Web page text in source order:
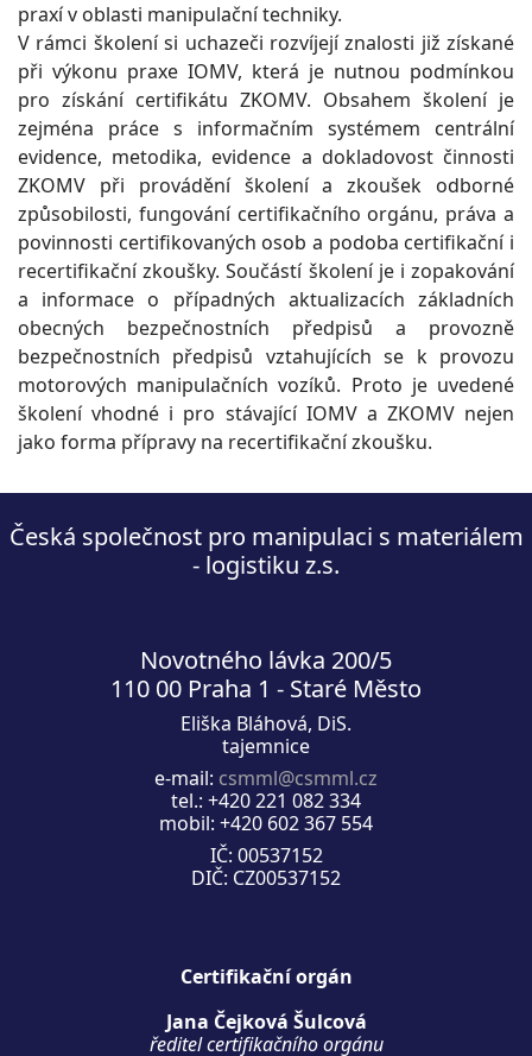
praxí v oblasti manipulační techniky.
V rámci školení si uchazeči rozvíjejí znalosti již získané
při výkonu praxe IOMV, která je nutnou podmínkou
pro získání certifikátu ZKOMV. Obsahem školení je
zejména práce s informačním systémem centrální
evidence, metodika, evidence a dokladovost činnosti
ZKOMV při provádění školení a zkoušek odborné
způsobilosti, fungování certifikačního orgánu, práva a
povinnosti certifikovaných osob a podoba certifikační i
recertifikační zkoušky. Součástí školení je i zopakování
a informace o případných aktualizacích základních
obecných bezpečnostních předpisů a provozně
bezpečnostních předpisů vztahujících se k provozu
motorových manipulačních vozíků. Proto je uvedené
školení vhodné i pro stávající IOMV a ZKOMV nejen
jako forma přípravy na recertifikační zkoušku.
Česká společnost pro manipulaci s materiálem
- logistiku z.s.
Novotného lávka 200/5
110 00 Praha 1 - Staré Město
Eliška Bláhová, DiS.
tajemnice
e-mail: csmml@csmml.cz
tel.: +420 221 082 334
mobil: +420 602 367 554
IČ: 00537152
DIČ: CZ00537152
Certifikační orgán
Jana Čejková Šulcová
ředitel certifikačního orgánu